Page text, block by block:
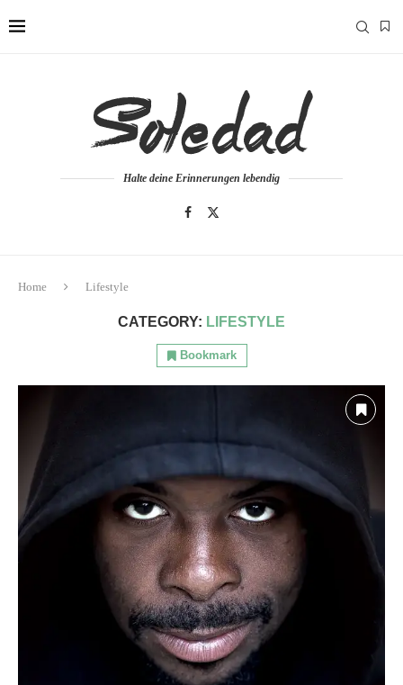
Halte deine Erinnerungen lebendig
Home Lifestyle
CATEGORY: LIFESTYLE
Bookmark